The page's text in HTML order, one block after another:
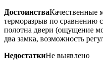
ДостоинстваКачественные
терморазрыв по сравнению
полотна двери (ощущение
два замка, возможность
НедостаткиНе выявлено